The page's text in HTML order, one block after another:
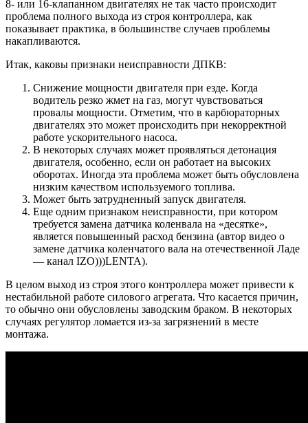
8- или 16-клапанном двигателях не так часто происходит
проблема полного выхода из строя контроллера, как
показывает практика, в большинстве случаев проблемы
накапливаются.
Итак, каковы признаки неисправности ДПКВ:
Снижение мощности двигателя при езде. Когда
водитель резко жмет на газ, могут чувствоваться
провалы мощности. Отметим, что в карбюраторных
двигателях это может происходить при некорректной
работе ускорительного насоса.
В некоторых случаях может проявляться детонация
двигателя, особенно, если он работает на высоких
оборотах. Иногда эта проблема может быть обусловлена
низким качеством используемого топлива.
Может быть затрудненный запуск двигателя.
Еще одним признаком неисправности, при котором
требуется замена датчика коленвала на «десятке»,
является повышенный расход бензина (автор видео о
замене датчика коленчатого вала на отечественной Ладе
— канал IZO)))LENTA).
В целом выход из строя этого контроллера может привести к
нестабильной работе силового агрегата. Что касается причин,
то обычно они обусловлены заводским браком. В некоторых
случаях регулятор ломается из-за загрязнений в месте
монтажа.